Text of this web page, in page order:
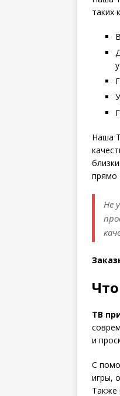
таких
Наша
прямо
Не
ТВ
и
С
игры,
Также